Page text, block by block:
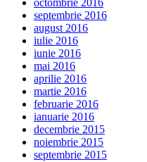
octombrie 2016
septembrie 2016
august 2016
iulie 2016
iunie 2016
mai 2016
aprilie 2016
martie 2016
februarie 2016
ianuarie 2016
decembrie 2015
noiembrie 2015
septembrie 2015